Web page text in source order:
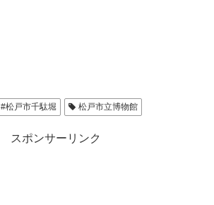
#松戸市千駄堀 松戸市立博物館
スポンサーリンク